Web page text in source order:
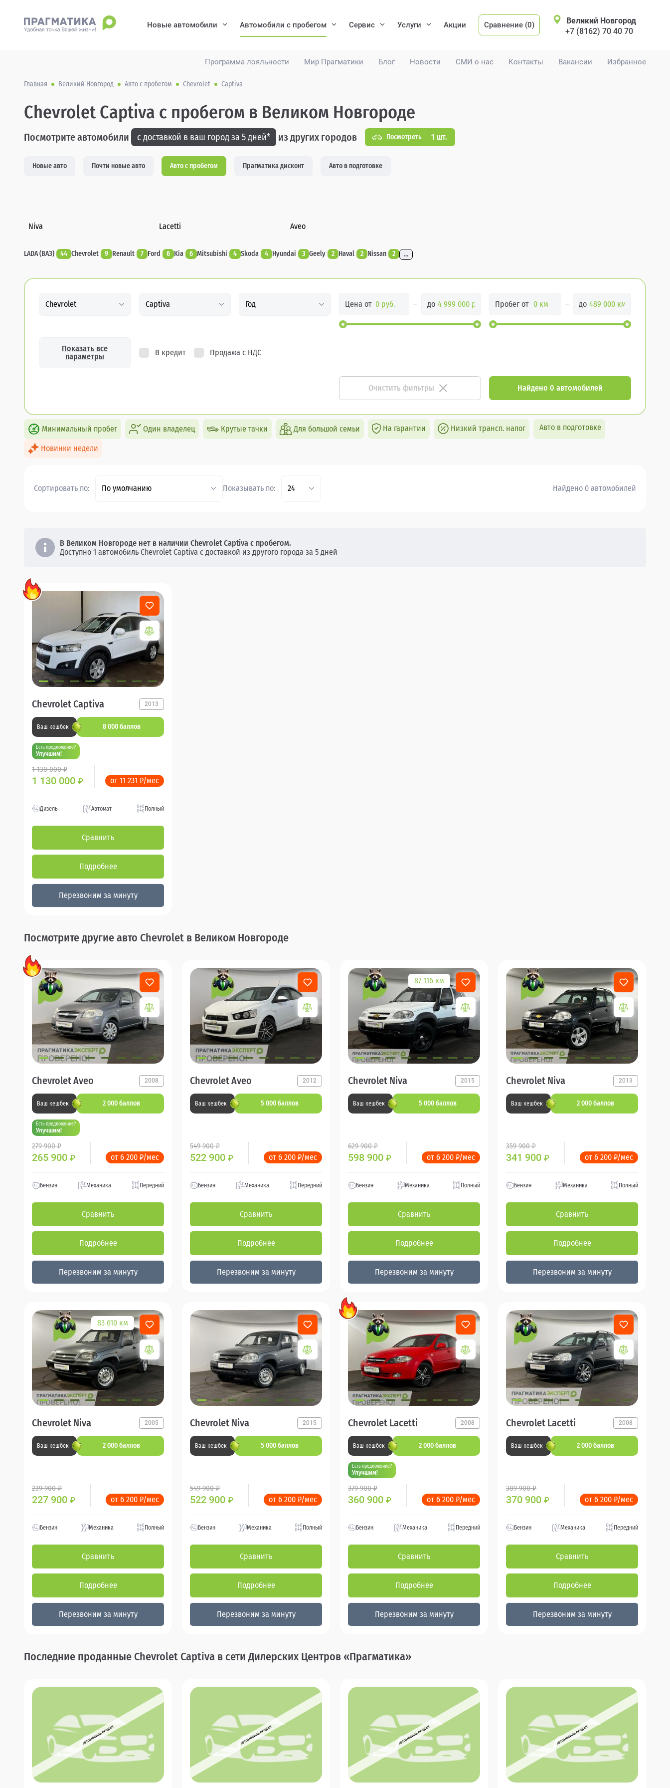
Программа лояльности Мир Прагматики Блог Новости СМИ о нас Контакты Вакансии Избранное
Новые автомобили Автомобили с пробегом Сервис Услуги Акции Сравнение (0)
Великий Новгород
+7 (8162) 70 40 70
Главная Великий Новгород Авто с пробегом Chevrolet Captiva
Chevrolet Captiva с пробегом в Великом Новгороде
Посмотрите автомобили с доставкой в ваш город за 5 дней* из других городов Посмотреть 1 шт.
Новые авто Почти новые авто Авто с пробегом Прагматика дисконт Авто в подготовке
Niva Lacetti Aveo
LADA (ВАЗ) 44 Chevrolet 9 Renault 7 Ford 6 Kia 6 Mitsubishi 4 Skoda 4 Hyundai 3 Geely 2 Haval 2 Nissan 2 ...
Chevrolet Captiva Год Цена от до Пробег от до
Показать все
параметры
В кредит Продажа с НДС
Очистить фильтры Найдено 0 автомобилей
Минимальный пробег Один владелец Крутые тачки Для большой семьи На гарантии Низкий трансп. налог Авто в подготовке
Новинки недели
Сортировать по: По умолчанию Показывать по: 24 Найдено 0 автомобилей
В Великом Новгороде нет в наличии Chevrolet Captiva с пробегом.
Доступно 1 автомобиль Chevrolet Captiva с доставкой из другого города за 5 дней
Chevrolet Captiva 2013
Ваш кешбек 8 000 баллов
Есть предложение?
Улучшим!
1 130 000 ₽
1 130 000 ₽ от 11 231 ₽/мес
Дизель Автомат Полный
Сравнить
Подробнее
Перезвоним за минуту
Посмотрите другие авто Chevrolet в Великом Новгороде
Chevrolet Aveo 2008
Ваш кешбек 2 000 баллов
Есть предложение?
Улучшим!
279 900 ₽
265 900 ₽ от 6 200 ₽/мес
Бензин Механика Передний
Сравнить
Подробнее
Перезвоним за минуту
Chevrolet Aveo 2012
Ваш кешбек 5 000 баллов
549 900 ₽
522 900 ₽ от 6 200 ₽/мес
Бензин Механика Передний
Сравнить
Подробнее
Перезвоним за минуту
87 116 км
Chevrolet Niva 2015
Ваш кешбек 5 000 баллов
629 900 ₽
598 900 ₽ от 6 200 ₽/мес
Бензин Механика Полный
Сравнить
Подробнее
Перезвоним за минуту
Chevrolet Niva 2013
Ваш кешбек 2 000 баллов
359 900 ₽
341 900 ₽ от 6 200 ₽/мес
Бензин Механика Полный
Сравнить
Подробнее
Перезвоним за минуту
83 610 км
Chevrolet Niva 2005
Ваш кешбек 2 000 баллов
239 900 ₽
227 900 ₽ от 6 200 ₽/мес
Бензин Механика Полный
Сравнить
Подробнее
Перезвоним за минуту
Chevrolet Niva 2015
Ваш кешбек 5 000 баллов
549 900 ₽
522 900 ₽ от 6 200 ₽/мес
Бензин Механика Полный
Сравнить
Подробнее
Перезвоним за минуту
Chevrolet Lacetti 2008
Ваш кешбек 2 000 баллов
Есть предложение?
Улучшим!
379 900 ₽
360 900 ₽ от 6 200 ₽/мес
Бензин Механика Передний
Сравнить
Подробнее
Перезвоним за минуту
Chevrolet Lacetti 2008
Ваш кешбек 2 000 баллов
389 900 ₽
370 900 ₽ от 6 200 ₽/мес
Бензин Механика Передний
Сравнить
Подробнее
Перезвоним за минуту
Последние проданные Chevrolet Captiva в сети Дилерских Центров «Прагматика»